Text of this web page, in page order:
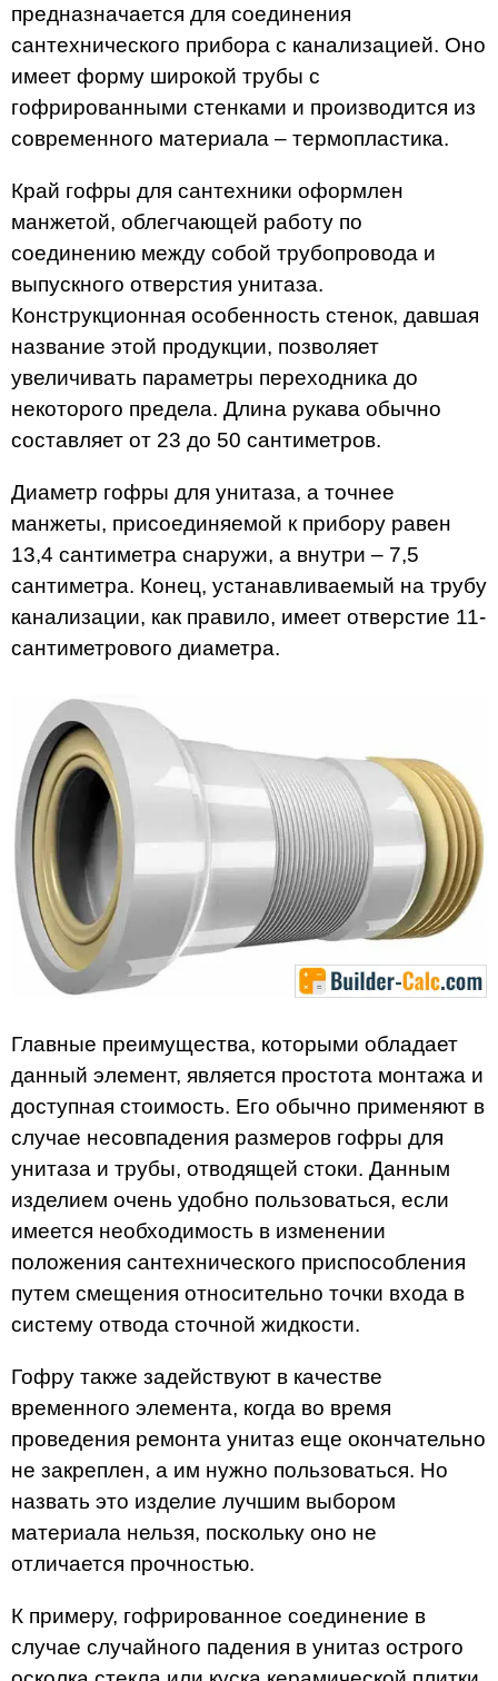
предназначается для соединения
сантехнического прибора с канализацией. Оно
имеет форму широкой трубы с
гофрированными стенками и производится из
современного материала – термопластика.
Край гофры для сантехники оформлен
манжетой, облегчающей работу по
соединению между собой трубопровода и
выпускного отверстия унитаза.
Конструкционная особенность стенок, давшая
название этой продукции, позволяет
увеличивать параметры переходника до
некоторого предела. Длина рукава обычно
составляет от 23 до 50 сантиметров.
Диаметр гофры для унитаза, а точнее
манжеты, присоединяемой к прибору равен
13,4 сантиметра снаружи, а внутри – 7,5
сантиметра. Конец, устанавливаемый на трубу
канализации, как правило, имеет отверстие 11-
сантиметрового диаметра.
Главные преимущества, которыми обладает
данный элемент, является простота монтажа и
доступная стоимость. Его обычно применяют в
случае несовпадения размеров гофры для
унитаза и трубы, отводящей стоки. Данным
изделием очень удобно пользоваться, если
имеется необходимость в изменении
положения сантехнического приспособления
путем смещения относительно точки входа в
систему отвода сточной жидкости.
Гофру также задействуют в качестве
временного элемента, когда во время
проведения ремонта унитаз еще окончательно
не закреплен, а им нужно пользоваться. Но
назвать это изделие лучшим выбором
материала нельзя, поскольку оно не
отличается прочностью.
К примеру, гофрированное соединение в
случае случайного падения в унитаз острого